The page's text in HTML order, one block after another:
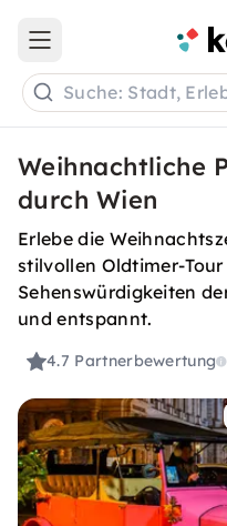
Open main menu
Suche: Stadt,
Weihnachtliche
durch Wien
Erlebe die
stilvollen Oldtimer-
Sehenswürdigkeiten
und entspannt.
4.7 Partnerbewertung